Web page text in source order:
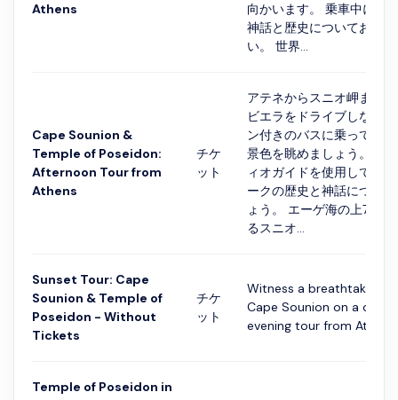
Athens
向かいます。 乗車中に、
神話と歴史についてお聞
い。 世界...
Cape Sounion &
Temple of Poseidon:
Afternoon Tour from
Athens
チケ
ット
アテネからスニオ岬まで
ビエラをドライブしなが
ン付きのバスに乗って美
景色を眺めましょう。 付
ィオガイドを使用して、
ークの歴史と神話につい
ょう。 エーゲ海の上70メ
るスニオ...
Sunset Tour: Cape
Sounion & Temple of
Poseidon - Without
Tickets
チケ
ット
Witness a breathtaking
Cape Sounion on a
evening tour from Athens.
Temple of Poseidon in